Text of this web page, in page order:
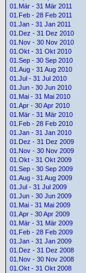
01.Mär - 31 Mär 2011
01.Feb - 28 Feb 2011
01.Jan - 31 Jan 2011
01.Dez - 31 Dez 2010
01.Nov - 30 Nov 2010
01.Okt - 31 Okt 2010
01.Sep - 30 Sep 2010
01.Aug - 31 Aug 2010
01.Jul - 31 Jul 2010
01.Jun - 30 Jun 2010
01.Mai - 31 Mai 2010
01.Apr - 30 Apr 2010
01.Mär - 31 Mär 2010
01.Feb - 28 Feb 2010
01.Jan - 31 Jan 2010
01.Dez - 31 Dez 2009
01.Nov - 30 Nov 2009
01.Okt - 31 Okt 2009
01.Sep - 30 Sep 2009
01.Aug - 31 Aug 2009
01.Jul - 31 Jul 2009
01.Jun - 30 Jun 2009
01.Mai - 31 Mai 2009
01.Apr - 30 Apr 2009
01.Mär - 31 Mär 2009
01.Feb - 28 Feb 2009
01.Jan - 31 Jan 2009
01.Dez - 31 Dez 2008
01.Nov - 30 Nov 2008
01.Okt - 31 Okt 2008